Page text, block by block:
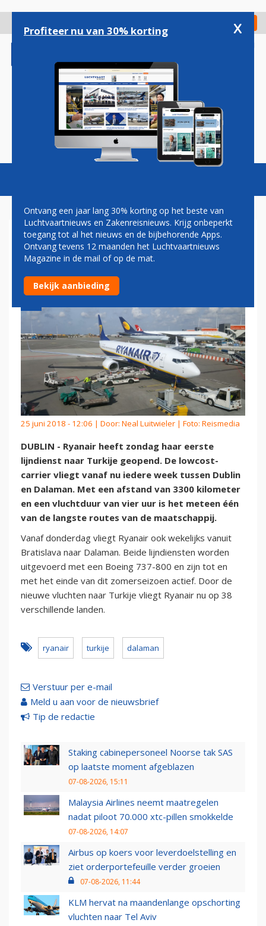
gaan
Check in
Magazine Podcasts Vacatures
RYANAIR OPENT EERSTE
LIJNDIENST NAAR TURKIJE
25 juni 2018 - 12:06 | Door: Neal Luitwieler | Foto: Reismedia
DUBLIN - Ryanair heeft zondag haar eerste
lijndienst naar Turkije geopend. De lowcost-
carrier vliegt vanaf nu iedere week tussen Dublin
en Dalaman. Met een afstand van 3300 kilometer
en een vluchtduur van vier uur is het meteen één
van de langste routes van de maatschappij.
Vanaf donderdag vliegt Ryanair ook wekelijks vanuit
Bratislava naar Dalaman. Beide lijndiensten worden
uitgevoerd met een Boeing 737-800 en zijn tot en
met het einde van dit zomerseizoen actief. Door de
nieuwe vluchten naar Turkije vliegt Ryanair nu op 38
verschillende landen.
ryanair turkije dalaman
Verstuur per e-mail
Meld u aan voor de nieuwsbrief
Tip de redactie
Staking cabinepersoneel Noorse tak SAS
op laatste moment afgeblazen
07-08-2026, 15:11
Malaysia Airlines neemt maatregelen
nadat piloot 70.000 xtc-pillen smokkelde
07-08-2026, 14:07
Airbus op koers voor leverdoelstelling en
ziet orderportefeuille verder groeien
07-08-2026, 11:44
KLM hervat na maandenlange opschorting
vluchten naar Tel Aviv
Profiteer nu van 30% korting x
Ontvang een jaar lang 30% korting op het beste van
Luchtvaartnieuws en Zakenreisnieuws. Krijg onbeperkt
toegang tot al het nieuws en de bijbehorende Apps.
Ontvang tevens 12 maanden het Luchtvaartnieuws
Magazine in de mail of op de mat.
Bekijk aanbieding